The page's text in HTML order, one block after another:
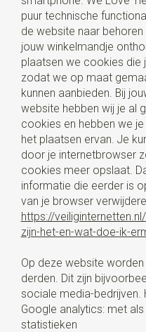
puur technische
de website naar
jouw winkelmandje
plaatsen we cookies die
zodat we op maat
kunnen aanbieden. Bij
website hebben wij je al
cookies en hebben we
het plaatsen ervan. Je
door je internetbrowser
cookies meer opslaat.
informatie die eerder is
van je browser
https://
zijn-het-en-wat-doe-ik-
Op deze website
derden. Dit zijn
sociale media-bedrijven.
Google analytics: met
statistieken